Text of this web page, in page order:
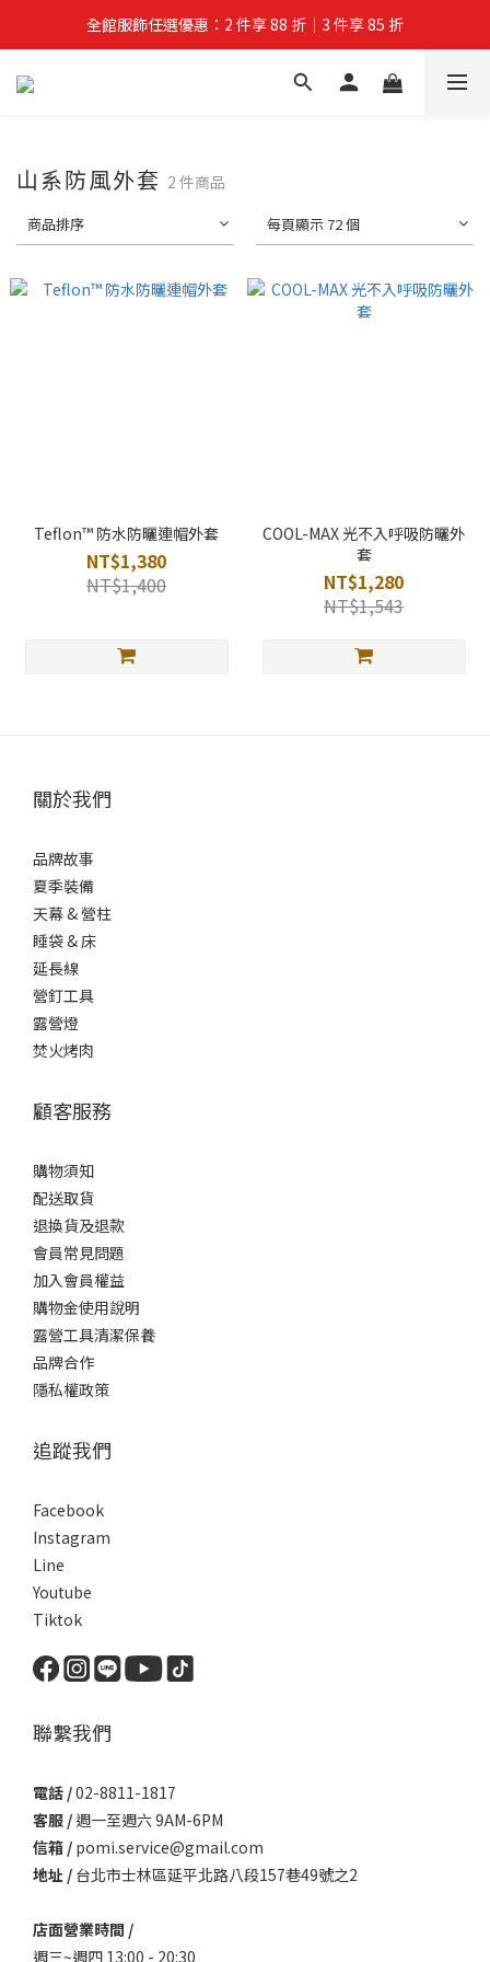
夏拚Go物節：滿 $588 全店狂打 88 折
全館服飾任選優惠：2 件享 88 折｜3 件享 85 折
夏拚Go物節：滿 $588 全店狂打 88 折
山系防風外套 2 件商品
商品排序 每頁顯示 72 個
Teflon™ 防水防曬連帽外套
NT$1,380
NT$1,400
COOL-MAX 光不入呼吸防曬外
套
NT$1,280
NT$1,543
關於我們
品牌故事
夏季裝備
天幕 & 營柱
睡袋 & 床
延長線
營釘工具
露營燈
焚火烤肉
顧客服務
購物須知
配送取貨
退換貨及退款
會員常見問題
加入會員權益
購物金使用說明
露營工具清潔保養
品牌合作
隱私權政策
追蹤我們
Facebook
Instagram
Line
Youtube
Tiktok
聯繫我們
電話 /02-8811-1817
客服 /週一至週六 9AM-6PM
信箱 / pomi.service@gmail.com
地址 / 台北市士林區延平北路八段157巷49號之2
店面營業時間 /
週三~週四 13:00 - 20:30